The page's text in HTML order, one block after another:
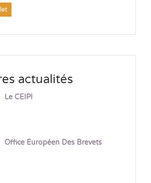
actualités
Le CEIPI
Office Européen Des Brevets